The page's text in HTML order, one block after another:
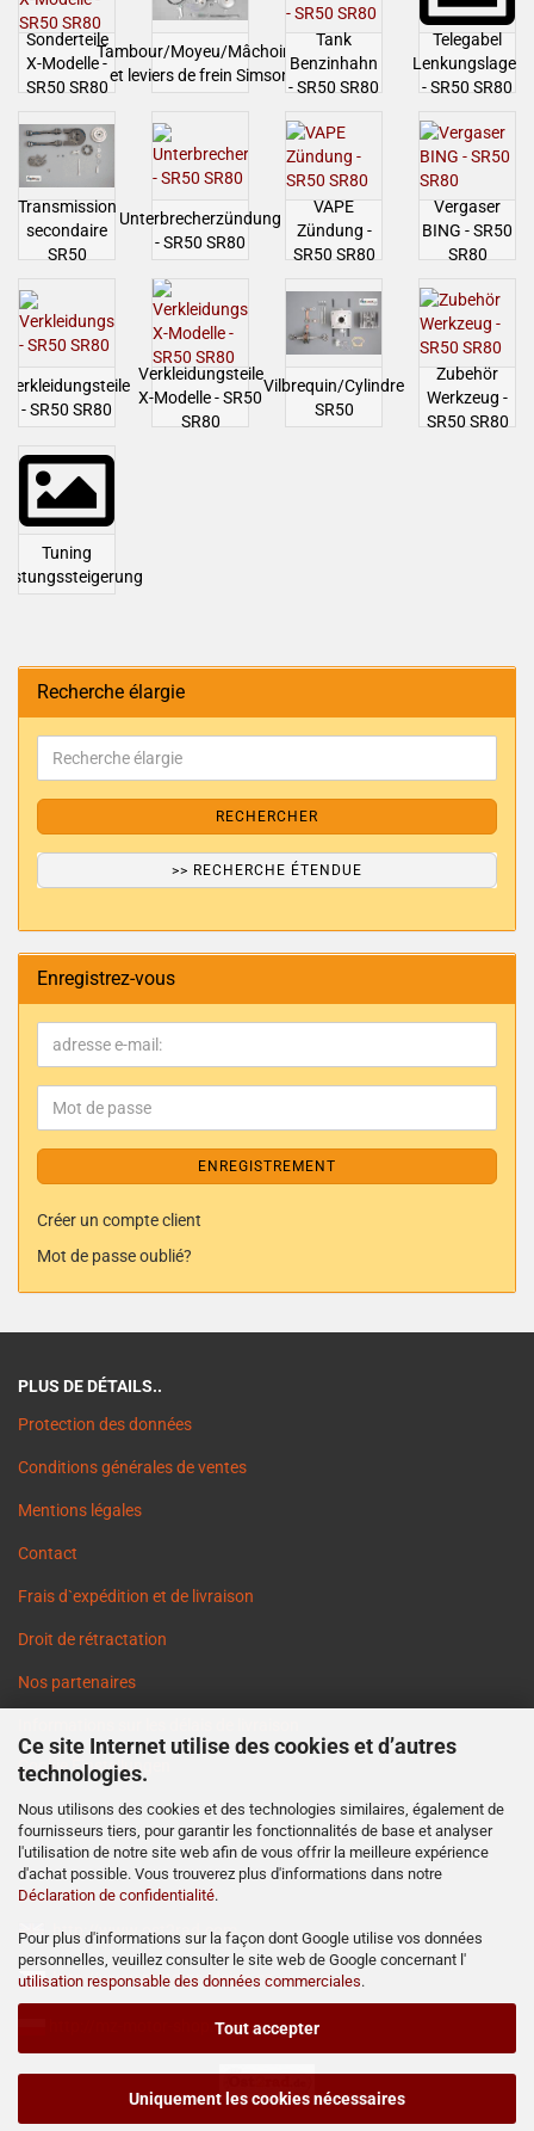
Ce site Internet utilise des cookies et d’autres
technologies.
Nous utilisons des cookies et des technologies similaires, également de
fournisseurs tiers, pour garantir les fonctionnalités de base et analyser
l'utilisation de notre site web afin de vous offrir la meilleure expérience
d'achat possible. Vous trouverez plus d'informations dans notre
Déclaration de confidentialité.
Pour plus d'informations sur la façon dont Google utilise vos données
personnelles, veuillez consulter le site web de Google concernant l'
utilisation responsable des données commerciales.
Tout accepter
Uniquement les cookies nécessaires
Sonderteile
X-Modelle -
SR50 SR80
Tambour/Moyeu/Mâchoires
et leviers de frein Simson
Tank
Benzinhahn
- SR50 SR80
Telegabel
Lenkungslager
- SR50 SR80
Transmission
secondaire
SR50
Unterbrecherzündung
- SR50 SR80
VAPE
Zündung -
SR50 SR80
Vergaser
BING - SR50
SR80
Verkleidungsteile
- SR50 SR80
Verkleidungsteile
X-Modelle - SR50
SR80
Vilbrequin/Cylindre
SR50
Zubehör
Werkzeug -
SR50 SR80
Tuning
Recherche élargie
RECHERCHER
>> RECHERCHE ÉTENDUE
Enregistrez-vous
ENREGISTREMENT
Créer un compte client
Mot de passe oublié?
PLUS DE DÉTAILS..
Protection des données
Conditions générales de ventes
Mentions légales
Contact
Frais d`expédition et de livraison
Droit de rétractation
Nos partenaires
Cookie Einstellungen
http://www.ost2rad.com
http://www.moto-prodejna.cz
http://mz-motor-shop.com